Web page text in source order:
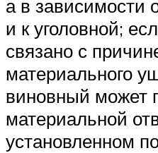
а в зависимости
и к уголовной;
связано с
материального
виновный может
материальной
установленном